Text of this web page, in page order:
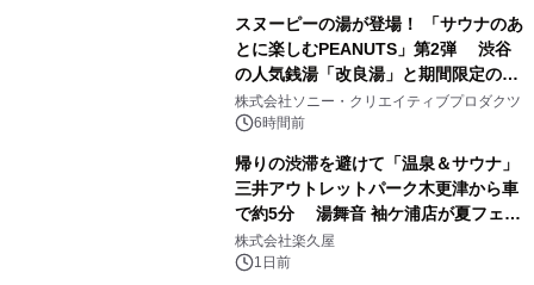
スヌーピーの湯が登場！ 「サウナのあ
とに楽しむPEANUTS」第2弾 渋谷
の人気銭湯「改良湯」と期間限定のコ
ラボレーション サウナイキタイコラ
ボグッズも発売決定！
株式会社ソニー・クリエイティブプロダクツ
6時間前
帰りの渋滞を避けて「温泉＆サウナ」
三井アウトレットパーク木更津から車
で約5分 湯舞音 袖ケ浦店が夏フェア
メニューを提供
株式会社楽久屋
1日前